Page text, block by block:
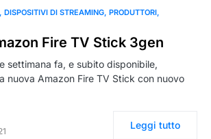
DISPOSITIVI DI STREAMING PRODUTTORI
Fire TV Stick 3gen
settimana fa, e subito disponibile,
nuova Amazon Fire TV Stick con nuovo
Leggi tutto